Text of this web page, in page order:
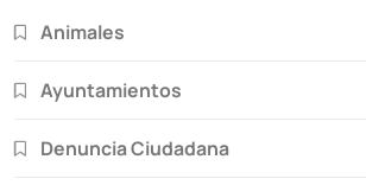
Animales
Ayuntamientos
Denuncia Ciudadana